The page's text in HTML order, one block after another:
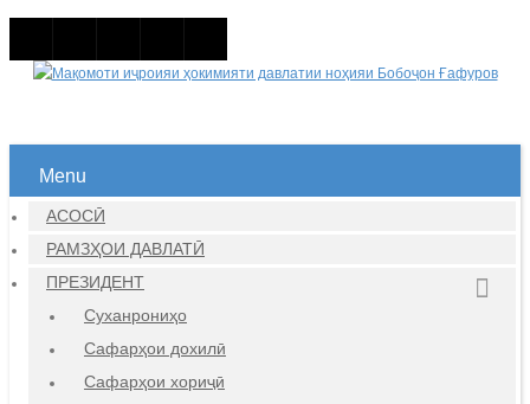
Menu
АСОСӢ
РАМЗҲОИ ДАВЛАТӢ
ПРЕЗИДЕНТ
Суханрониҳо
Сафарҳои дохилӣ
Сафарҳои хориҷӣ